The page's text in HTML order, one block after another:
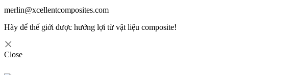
merlin@xcellentcomposites.com
Hãy để thế giới được hưởng lợi từ vật liệu composite!
Close